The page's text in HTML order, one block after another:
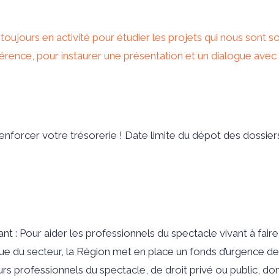
en activité pour étudier les projets qui nous sont
pour instaurer une présentation et un dialogue avec
votre trésorerie ! Date limite du dépot des
: Pour aider les professionnels du spectacle vivant à
secteur, la Région met en place un fonds d’urgence de
professionnels du spectacle, de droit privé ou public,